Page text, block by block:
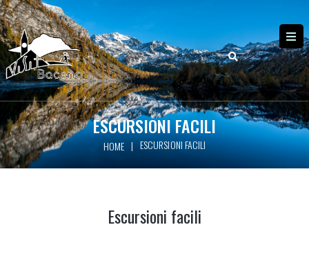
ESCURSIONI FACILI
HOME | ESCURSIONI FACILI
Escursioni facili